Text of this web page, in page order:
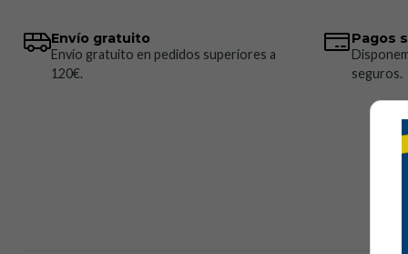
Envío gratuito
Envío gratuito en pedidos superiores a
120€.
Pagos
seguros.